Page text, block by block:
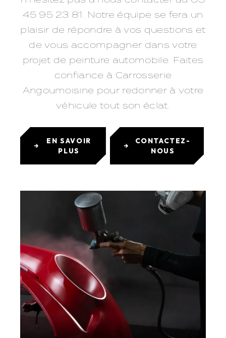
45 95 23 81. Notre équipe se fera un
plaisir de répondre à vos questions et
de vous accompagner dans votre
projet de peinture automobile. Faites
confiance à Carrosserie
Angoumoisine pour redonner à votre
véhicule tout son éclat.
EN SAVOIR
PLUS
CONTACTEZ-
NOUS